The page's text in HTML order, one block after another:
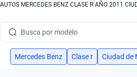
AUTOS MERCEDES BENZ CLASE R AÑO 2011
Busca por modelo
Busca por versión
Mercedes Benz Clase r Ciudad de